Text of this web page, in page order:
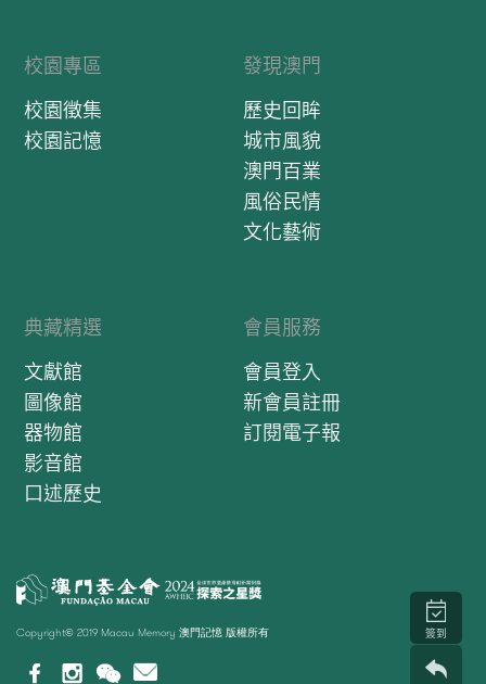
校園專區
校園徵集
校園記憶
發現澳門
歷史回眸
城市風貌
澳門百業
風俗民情
文化藝術
典藏精選
文獻館
圖像館
器物館
影音館
口述歷史
會員服務
會員登入
新會員註冊
訂閱電子報
Copyright© 2019 Macau Memory 澳門記憶 版權所有 簽到